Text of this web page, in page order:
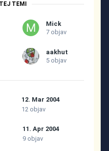
TEMI
Mick
7 objav
aakhut
5 objav
12. Mar 2004
12 objav
11. Apr 2004
9 objav